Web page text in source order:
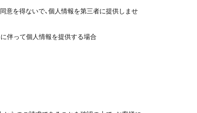
意を得ないで、個人情報を第三者に提供しませ
伴って個人情報を提供する場合